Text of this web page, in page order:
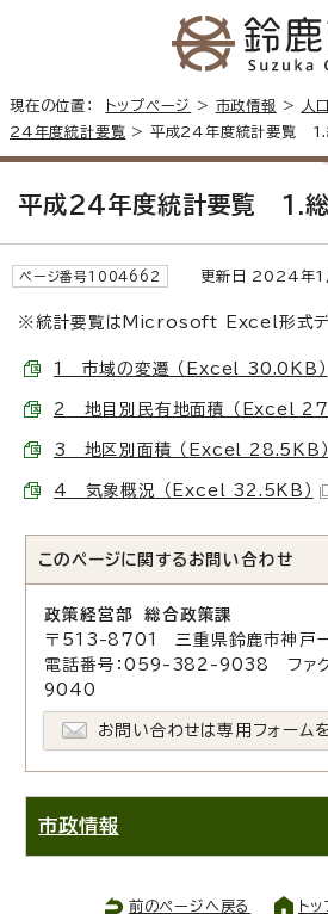
現在の位置： トップページ > 市政情報 > 人
24年度統計要覧 > 平成24年度統計要覧 1.
平成24年度統計要覧 1.
ページ番号1004662 更新日 2024年1
※統計要覧はMicrosoft Excel形式デ
1 市域の変遷 （Excel 30.0KB）
2 地目別民有地面積 （Excel
3 地区別面積 （Excel 28.5KB）
4 気象概況 （Excel 32.5KB）
このページに関する お問い合わせ
政策経営部 総合政策課
〒513-8701 三重県鈴鹿市神戸
電話番号：059-382-9038 ファ
9040
お問い合わせは専用フォーム
市政情報
前のページへ戻る ト